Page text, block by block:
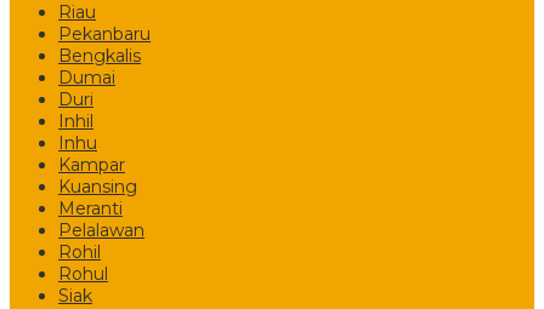
Riau
Pekanbaru
Bengkalis
Dumai
Duri
Inhil
Inhu
Kampar
Kuansing
Meranti
Pelalawan
Rohil
Rohul
Siak